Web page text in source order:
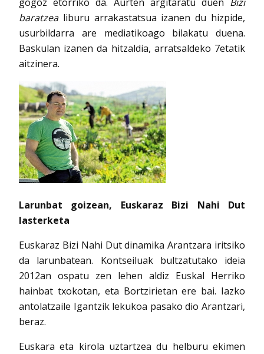
baratzea liburu arrakastatsua izanen du hizpide,
usurbildarra are mediatikoago bilakatu duena.
Baskulan izanen da hitzaldia, arratsaldeko 7etatik
aitzinera.
Larunbat goizean, Euskaraz Bizi Nahi Dut
lasterketa
Euskaraz Bizi Nahi Dut dinamika Arantzara iritsiko
da larunbatean. Kontseiluak bultzatutako ideia
2012an ospatu zen lehen aldiz Euskal Herriko
hainbat txokotan, eta Bortzirietan ere bai. Iazko
antolatzaile Igantzik lekukoa pasako dio Arantzari,
beraz.
Euskara eta kirola uztartzea du helburu ekimen